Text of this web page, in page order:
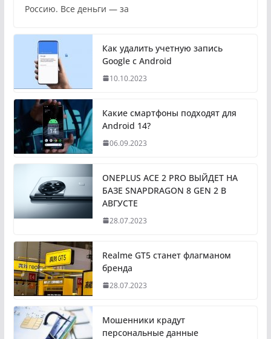
Россию. Все деньги — за
Как удалить учетную запись
Google с Android
10.10.2023
Какие смартфоны подходят для
Android 14?
06.09.2023
ONEPLUS ACE 2 PRO ВЫЙДЕТ НА
БАЗЕ SNAPDRAGON 8 GEN 2 В
АВГУСТЕ
28.07.2023
Realme GT5 станет флагманом
бренда
28.07.2023
Мошенники крадут
персональные данные